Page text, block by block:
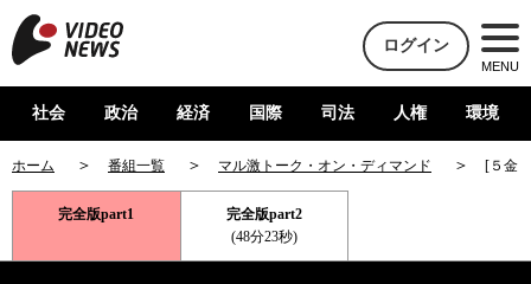
ログイン
MENU
社会 政治 経済 国際 司法 人権 環境
ホーム 番組一覧 マル激トーク・オン・ディマンド [５金
完全版part1
完全版part2
(48分23秒)